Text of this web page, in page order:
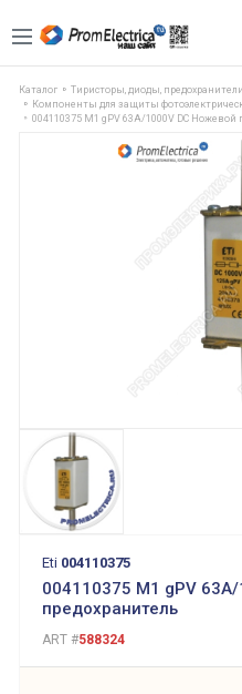
Каталог
Тиристоры, диоды,
Компоненты для защиты
004110375 M1 gPV 63A/1000V DC Ножевой
Eti 004110375
004110375 M1 gPV
предохранитель
ART #588324